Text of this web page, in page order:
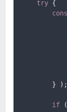
try {
        } );
if